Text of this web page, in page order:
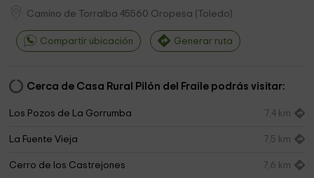
Camino de Torralba 45560 Oropesa ( Toledo)
Compartir ubicación Generar ruta
Cerca de Casa Rural Pilón del Fraile podrás visitar:
Los Pozos de La Gorrumba 7,4 km
La Fuente Vieja 7,5 km
Cerro de los Castrejones 7,6 km